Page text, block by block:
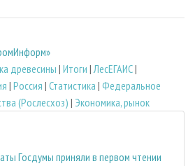
древесины | Итоги |ЛесЕГАИС|
| Россия | Статистика | Федеральное
(Рослесхоз) | Экономика, рынок
Госдумы приняли в первом чтении